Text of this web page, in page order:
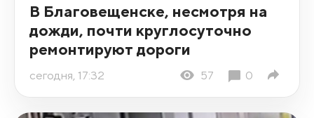
В Благовещенске, несмотря на
дожди, почти круглосуточно
ремонтируют дороги
сегодня, 17:32 57 0